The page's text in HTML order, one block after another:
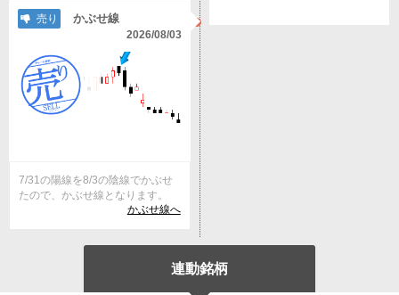
売り かぶせ線
2026/08/03
7/31の陽線を8/3の陰線でかぶせ
たので、かぶせ線となります。
かぶせ線へ
連動銘柄